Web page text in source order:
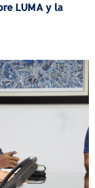
LUMA y la